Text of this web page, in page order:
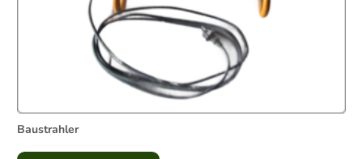
Baustrahler